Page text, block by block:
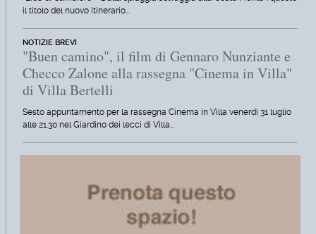
il titolo del nuovo itinerario…
NOTIZIE BREVI
"Buen camino", il film di Gennaro Nunziante e
Checco Zalone alla rassegna "Cinema in Villa"
di Villa Bertelli
Sesto appuntamento per la rassegna Cinema in Villa venerdì 31 luglio
alle 21.30 nel Giardino dei lecci di Villa…